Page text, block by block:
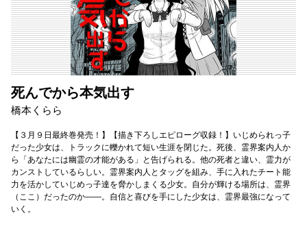
死んでから本気出す
橋本くらら
【３月９日最終巻発売！】【描き下ろしエピローグ収録！】いじめられっ子
だった少女は、トラックに轢かれて短い生涯を閉じた。死後、霊界案内人か
ら「あなたには幽霊の才能がある」と告げられる。他の死者と違い、霊力が
カンストしているらしい。霊界案内人とタッグを組み、手に入れたチート能
力を活かしていじめっ子達を脅かしまくる少女。自分が輝ける場所は、霊界
（ここ）だったのか――。自信と喜びを手にした少女は、霊界最強になって
いく。